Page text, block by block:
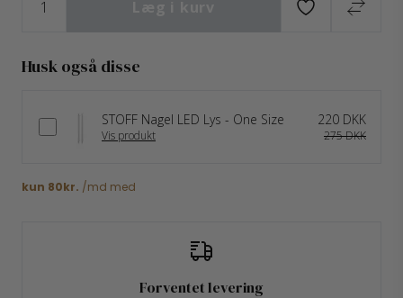
Husk også disse
STOFF Nagel LED Lys - One Size
Vis produkt
220 DKK
275 DKK
Forventet levering